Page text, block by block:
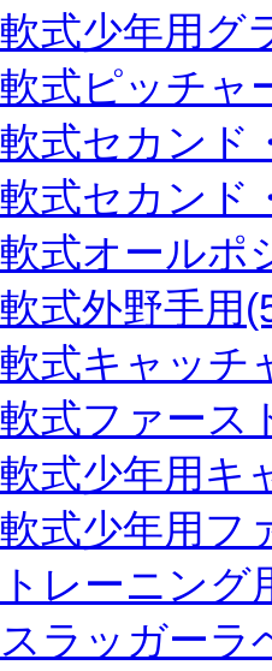
軟式少年用グ
軟式ピッチャ
軟式セカンド
軟式セカンド
軟式オールポ
軟式外野手用
軟式キャッチ
軟式ファース
軟式少年用キ
軟式少年用フ
トレーニン
スラッガーラ